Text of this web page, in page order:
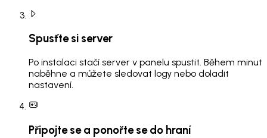
Spusťte si server
Po instalaci stačí server v panelu spustit. Během minut
naběhne a můžete sledovat logy nebo doladit
nastavení.
Připojte se a ponořte se do hraní